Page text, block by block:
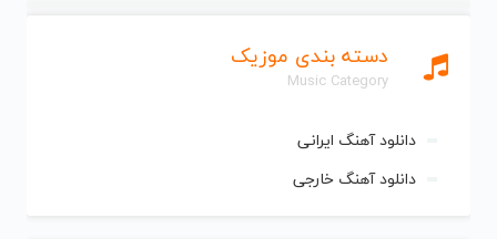
دسته بندی موزیک
Music Category
دانلود آهنگ ایرانی
دانلود آهنگ خارجی